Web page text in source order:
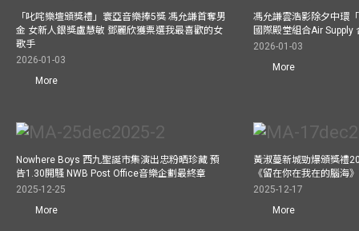
「叱咤樂壇頒獎禮」寰亞音樂捧5獎 馮允謙首奪男
金 女新人銀獎盧慧敏 鄧麗欣獲票選我最喜歡的女
歌手
2026-01-03
More
馮允謙雲浩影除夕中環
國際殿堂組合Air Supply
2026-01-03
More
Nowhere Boys 西九聖誕市集演出忠粉晒珍藏 預
告1.30開騷 NWB Post Office音樂企劃最終章
2025-12-25
More
黃淑蔓新城勁爆頒獎禮
《留在你在我在的腦海
2025-12-17
More